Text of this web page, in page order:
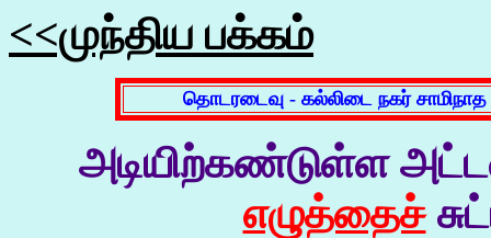
<<முந்திய பக்கம்
தொடரடைவு - கல்லிடை நகர் சாமிநாத
அடியிற்கண்டுள்ள
எழுத்தைச்